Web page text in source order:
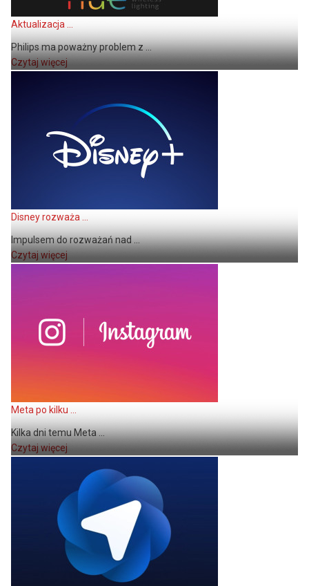
Aktualizacja ...
Philips ma poważny problem z ...
Czytaj więcej
Disney rozważa ...
Impulsem do rozważań nad ...
Czytaj więcej
Meta po kilku ...
Kilka dni temu Meta ...
Czytaj więcej